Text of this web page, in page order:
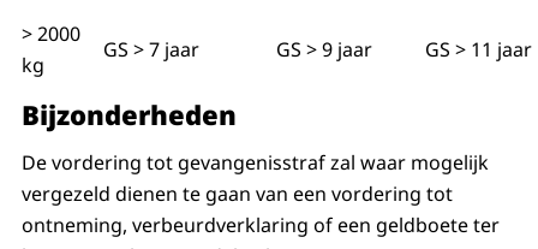
> 2000
kg
GS > 7 jaar GS > 9 jaar GS > 11 jaar
Bijzonderheden
De vordering tot gevangenisstraf zal waar mogelijk
vergezeld dienen te gaan van een vordering tot
ontneming, verbeurdverklaring of een geldboete ter